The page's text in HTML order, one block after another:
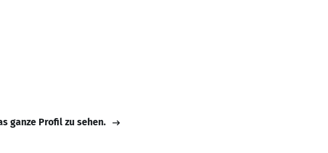
ganze Profil zu sehen.